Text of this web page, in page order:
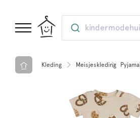
Kleding Meisjeskleding